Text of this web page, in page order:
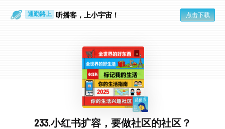
通勤路上 听播客，上小宇宙！ 点击下载
233.小红书扩容，要做社区的社区？